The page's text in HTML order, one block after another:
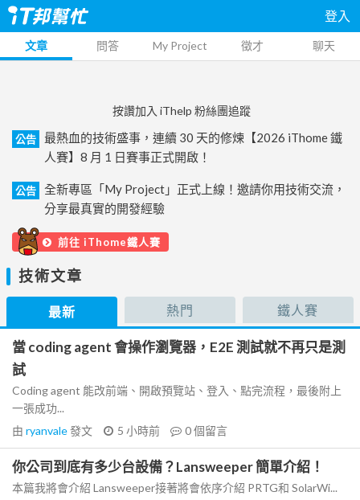
登入
文章 問答 My Project 徵才 聊天
按讚加入 iThelp 粉絲團追蹤
公告
最熱血的技術盛事，連續 30 天的修煉【2026 iThome 鐵
人賽】8 月 1 日賽事正式開啟！
公告
全新專區「My Project」正式上線！邀請你用技術交流，
分享最真實的開發經驗
前往 iThome鐵人賽
技術文章
最新 熱門 鐵人賽
當 coding agent 會操作瀏覽器，E2E 測試就不再只是測
試
Coding agent 能改前端、開啟預覽站、登入、點完流程，最後附上
一張成功...
由 ryanvale發文 5 小時前 0個留言
你公司到底有多少台設備？Lansweeper 簡單介紹！
本篇我將會介紹 Lansweeper接著將會依序介紹 PRTG和 SolarWi...